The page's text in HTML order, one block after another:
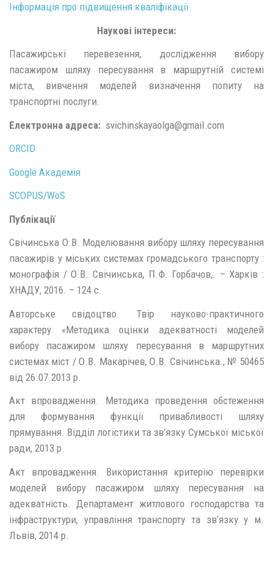
Інформація про підвищення кваліфікації.
Наукові інтереси:
Пасажирські перевезення, дослідження вибору
пасажиром шляху пересування в маршрутній системі
міста, вивчення моделей визначення попиту на
транспортні послуги.
Електронна адреса: svichinskayaolga@gmail.com
ORCID
Google Академія
SCOPUS/WoS
Публікації
Свічинська О.В. Моделювання вибору шляху пересування
пасажирів у міських системах громадського транспорту :
монографія / О.В. Свічинська, П.Ф. Горбачов,. – Харків :
ХНАДУ, 2016. – 124 с.
Авторське свідоцтво. Твір науково-практичного
характеру «Методика оцінки адекватності моделей
вибору пасажиром шляху пересування в маршрутних
системах міст / О.В. Макарічев, О.В. Свічинська., № 50465
від 26.07.2013 р.
Акт впровадження. Методика проведення обстеження
для формування функції привабливості шляху
прямування. Відділ логістики та зв’язку Сумської міської
ради, 2013 р.
Акт впровадження. Використання критерію перевірки
моделей вибору пасажиром шляху пересування на
адекватність. Департамент житлового господарства та
інфраструктури, управління транспорту та зв’язку у м.
Львів, 2014 р.